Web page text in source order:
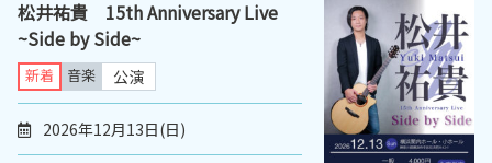
松井祐貴 15th Anniversary Live
~Side by Side~
新着 音楽 公演
2026年12月13日(日)